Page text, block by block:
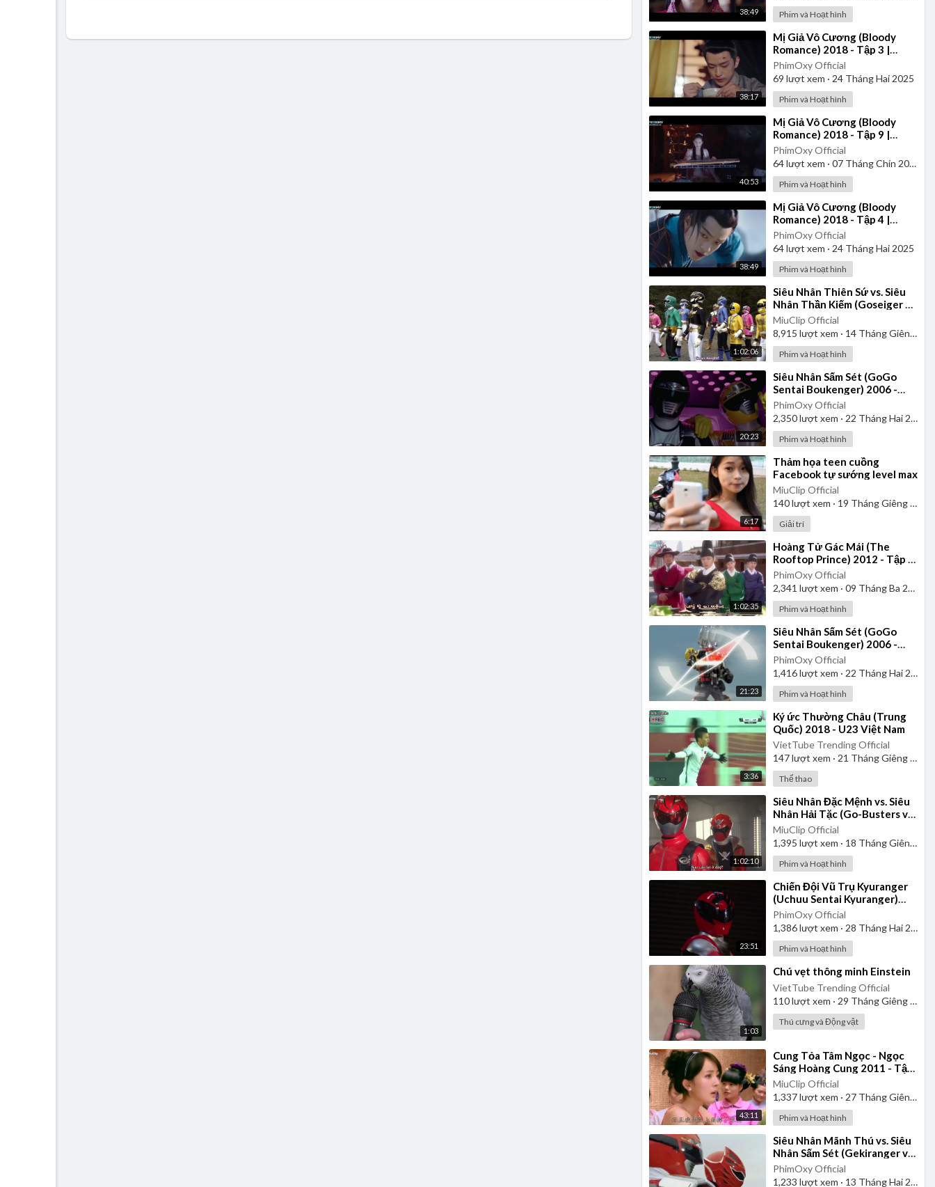
38:49 Phim và Hoạt hình
38:17
⁣Mị Giả Vô Cương (Bloody
Romance) 2018 - Tập 3 |
Vietsub
PhimOxy Official
69 lượt xem · 24 Tháng Hai 2025
Phim và Hoạt hình
40:53
⁣Mị Giả Vô Cương (Bloody
Romance) 2018 - Tập 9 |
Vietsub
PhimOxy Official
64lượt xem · 07 Tháng Chín 2025
Phim và Hoạt hình
38:49
⁣Mị Giả Vô Cương (Bloody
Romance) 2018 - Tập 4 |
Vietsub
PhimOxy Official
64lượt xem · 24 Tháng Hai 2025
Phim và Hoạt hình
1:02:06
⁣Siêu Nhân Thiên Sứ vs. Siêu
Nhân Thần Kiếm (Goseiger vs.
Shinkenger) | Vietsub
MiuClip Official
8,915 lượt xem · 14 Tháng Giêng 2025
Phim và Hoạt hình
20:23
⁣Siêu Nhân Sấm Sét (GoGo
Sentai Boukenger) 2006 -
Tập 1 | Thuyết Minh
PhimOxy Official
2,350lượt xem · 22 Tháng Hai 2025
Phim và Hoạt hình
6:17
⁣Thảm họa teen cuồng
Facebook tự sướng level max
MiuClip Official
140lượt xem · 19 Tháng Giêng 2025
Giải trí
1:02:35
⁣Hoàng Tử Gác Mái (The
Rooftop Prince) 2012 - Tập 1
| Lồng Tiếng
PhimOxy Official
2,341 lượt xem · 09 Tháng Ba 2025
Phim và Hoạt hình
21:23
⁣Siêu Nhân Sấm Sét (GoGo
Sentai Boukenger) 2006 -
Tập 2 | Thuyết Minh
PhimOxy Official
1,416lượt xem · 22 Tháng Hai 2025
Phim và Hoạt hình
3:36
⁣Ký ức Thường Châu (Trung
Quốc) 2018 - U23 Việt Nam
VietTube Trending Official
147lượt xem · 21 Tháng Giêng 2025
Thể thao
1:02:10
⁣Siêu Nhân Đặc Mệnh vs. Siêu
Nhân Hải Tặc (Go-Busters vs.
Gokaiger) | Vietsub
MiuClip Official
1,395 lượt xem · 18 Tháng Giêng 2025
Phim và Hoạt hình
23:51
⁣Chiến Đội Vũ Trụ Kyuranger
(Uchuu Sentai Kyuranger)
2017 - Tập 1 | Thuyết Minh
PhimOxy Official
1,386lượt xem · 28 Tháng Hai 2025
Phim và Hoạt hình
1:03
⁣Chú vẹt thông minh Einstein
VietTube Trending Official
110lượt xem · 29 Tháng Giêng 2025
Thú cưng và Động vật
43:11
⁣Cung Tỏa Tâm Ngọc - Ngọc
Sáng Hoàng Cung 2011 - Tập
1 | Thuyết Minh
MiuClip Official
1,337lượt xem · 27 Tháng Giêng 2025
Phim và Hoạt hình
⁣Siêu Nhân Mãnh Thú vs. Siêu
Nhân Sấm Sét (Gekiranger vs.
Boukenger) 2008 | Vietsub
PhimOxy Official
1,233 lượt xem · 13 Tháng Hai 2025